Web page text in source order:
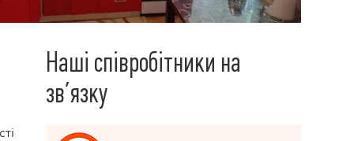
Наші співробітники на
зв’язку